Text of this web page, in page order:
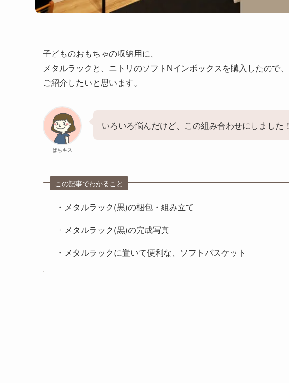
子どものおもちゃの収納用に、
メタルラックと、ニトリのソフトNインボックスを購入したので、
ご紹介したいと思います。
ぱちキス
いろいろ悩んだけど、この組み合わせにしました！
この記事でわかること
・メタルラック(黒)の梱包・組み立て
・メタルラック(黒)の完成写真
・メタルラックに置いて便利な、ソフトバスケット